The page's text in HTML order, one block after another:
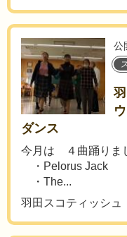
公
ダンス
今月は ４曲踊りま
・Pelorus
・The...
羽田スコティッシュ